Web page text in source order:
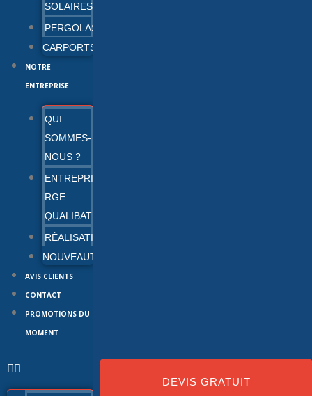
SOLAIRES
PERGOLAS
CARPORTS
NOTRE
ENTREPRISE
QUI
SOMMES-
NOUS ?
ENTREPRISE
RGE
QUALIBAT
RÉALISATIONS
NOUVEAUTÉS
AVIS CLIENTS
CONTACT
PROMOTIONS DU
MOMENT
DEVIS GRATUIT